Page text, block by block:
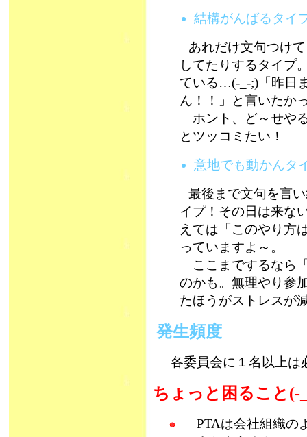
結構がんばるタイ
あれだけ文句つけ
してたりするタイプ
ている…(-_-;)「昨日
ん！！」と言いたか
ホント、ど～せや
とツッコミたい！
意地でも動かんタ
最後まで文句を言
イプ！その日は来な
えては「このやり方
っていますよ～。
ここまでするなら
のかも。無理やり参
たほうがストレスが
発生頻度
各委員会に１名以上は
ちょっと困ること
PTAは会社組織の